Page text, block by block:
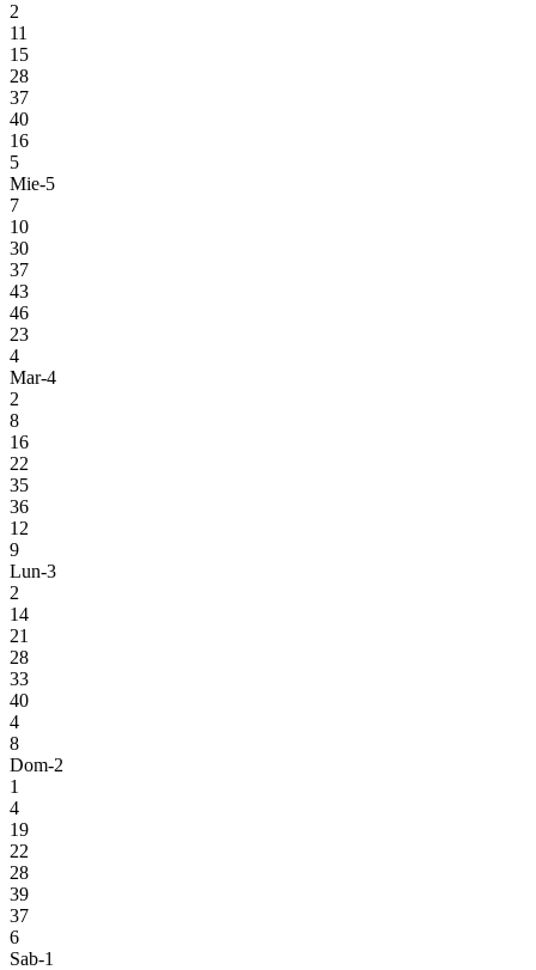
2
11
15
28
37
40
16
5
Mie-5
7
10
30
37
43
46
23
4
Mar-4
2
8
16
22
35
36
12
9
Lun-3
2
14
21
28
33
40
4
8
Dom-2
1
4
19
22
28
39
37
6
Sab-1